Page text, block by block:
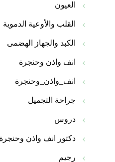
العيون
القلب والأوعية الدموية
الكبد والجهاز الهضمى
انف واذن وحنجرة
انف_واذن_وحنجرة
جراحة التجميل
دروس
دكتور انف واذن وحنجرة
رجيم